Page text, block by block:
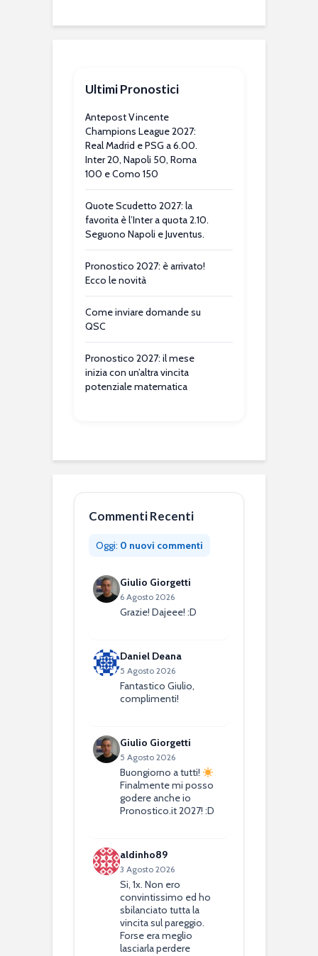
Ultimi Pronostici
Antepost Vincente
Champions League 2027:
Real Madrid e PSG a 6.00.
Inter 20, Napoli 50, Roma
100 e Como 150
Quote Scudetto 2027: la
favorita è l’Inter a quota 2.10.
Seguono Napoli e Juventus.
Pronostico 2027: è arrivato!
Ecco le novità
Come inviare domande su
QSC
Pronostico 2027: il mese
inizia con un’altra vincita
potenziale matematica
Commenti Recenti
Oggi: 0 nuovi commenti
Giulio Giorgetti
6 Agosto 2026
Grazie! Dajeee! :D
Daniel Deana
5 Agosto 2026
Fantastico Giulio,
complimenti!
Giulio Giorgetti
5 Agosto 2026
Buongiorno a tutti!
Finalmente mi posso
godere anche io
Pronostico.it 2027! :D
aldinho89
3 Agosto 2026
Si, 1x. Non ero
convintissimo ed ho
sbilanciato tutta la
vincita sul pareggio.
Forse era meglio
lasciarla perdere